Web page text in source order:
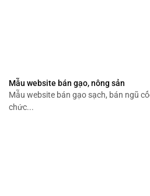
Mẫu website bán gạo, nông sản
Mẫu website bán gạo sạch, bán ngũ
chức...